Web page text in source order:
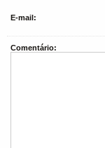
E-mail:
Comentário: